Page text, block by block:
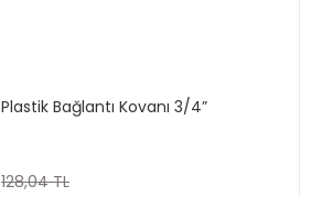
Plastik Bağlantı Kovanı 3/4”
128,04 TL